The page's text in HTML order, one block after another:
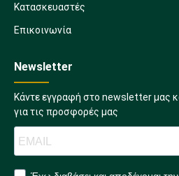
Κατασκευαστές
Επικοινωνία
Newsletter
Κάντε εγγραφή στο newsletter μας
για τις προσφορές μας